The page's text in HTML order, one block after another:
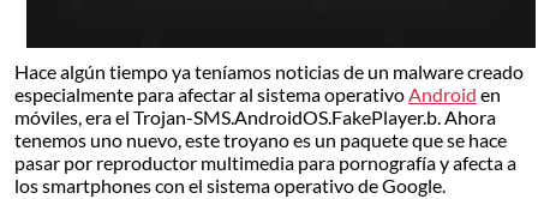
Hace algún tiempo ya teníamos noticias de un malware creado
especialmente para afectar al sistema operativoAndroid en
móviles, era el Trojan-SMS.AndroidOS.FakePlayer.b. Ahora
tenemos uno nuevo, este troyano es un paquete que se hace
pasar por reproductor multimedia para pornografía y afecta a
los smartphones con el sistema operativo de Google.